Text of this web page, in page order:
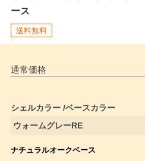
ース
送料無料
通常価格
シェルカラー ベースカラー
ウォームグレーRE
ナチュラルオークベース